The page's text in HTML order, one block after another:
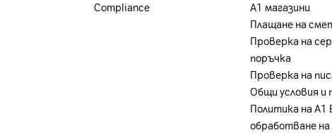
Compliance
А1 магазини
Плащане на
Проверка на
поръчка
Проверка на
Общи условия и
Политика на A1
обработване на